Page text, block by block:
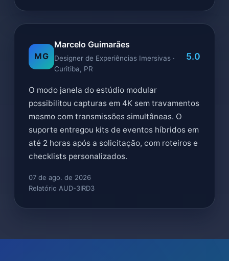
MG
Marcelo Guimarães
Designer de Experiências Imersivas ·
Curitiba, PR
5.0
O modo janela do estúdio modular
possibilitou capturas em 4K sem travamentos
mesmo com transmissões simultâneas. O
suporte entregou kits de eventos híbridos em
até 2 horas após a solicitação, com roteiros e
checklists personalizados.
07 de ago. de 2026
Relatório AUD-3IRD3